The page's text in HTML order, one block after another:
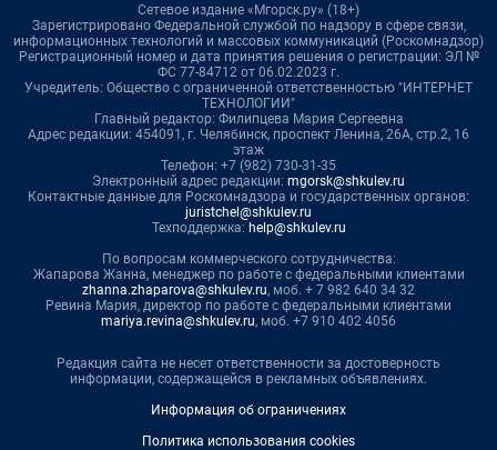
Сетевое издание «Мгорск.ру» (18+)
Зарегистрировано Федеральной службой по надзору в сфере связи,
информационных технологий и массовых коммуникаций (Роскомнадзор)
Регистрационный номер и дата принятия решения о регистрации: ЭЛ №
ФС 77-84712 от 06.02.2023 г.
Учредитель: Общество с ограниченной ответственностью "ИНТЕРНЕТ
ТЕХНОЛОГИИ"
Главный редактор: Филипцева Мария Сергеевна
Адрес редакции: 454091, г. Челябинск, проспект Ленина, 26А, стр.2, 16
этаж
Телефон: +7 (982) 730-31-35
Электронный адрес редакции: mgorsk@shkulev.ru
Контактные данные для Роскомнадзора и государственных органов:
juristchel@shkulev.ru
Техподдержка: help@shkulev.ru
По вопросам коммерческого сотрудничества:
Жапарова Жанна, менеджер по работе с федеральными клиентами
zhanna.zhaparova@shkulev.ru, моб. + 7 982 640 34 32
Ревина Мария, директор по работе с федеральными клиентами
mariya.revina@shkulev.ru, моб. +7 910 402 4056
Редакция сайта не несет ответственности за достоверность
информации, содержащейся в рекламных объявлениях.
Информация об ограничениях
Политика использования cookies